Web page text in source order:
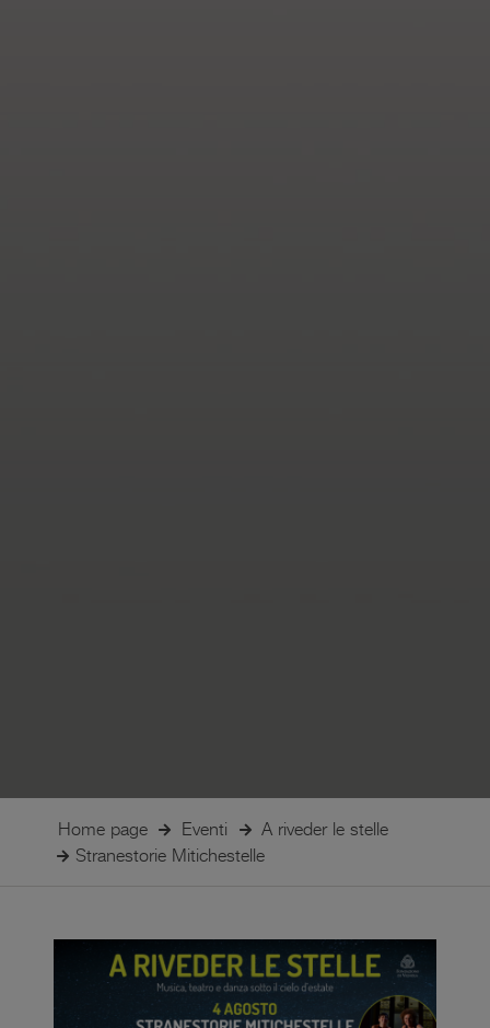
Home page Eventi
A riveder le stelle
Stranestorie Mitichestelle